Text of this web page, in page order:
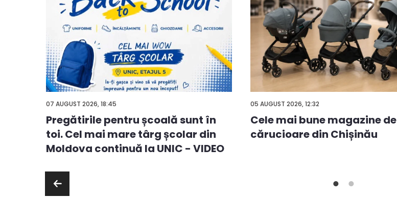
07 AUGUST 2026, 18:45
Pregătirile pentru școală sunt în
toi. Cel mai mare târg școlar din
Moldova continuă la UNIC - VIDEO
05 AUGUST 2026, 12:32
Cele mai bune magazine de
cărucioare din Chișinău